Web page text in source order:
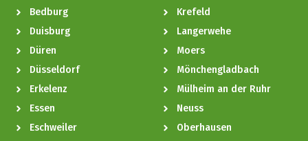
Bedburg
Duisburg
Düren
Düsseldorf
Erkelenz
Essen
Eschweiler
Krefeld
Langerwehe
Moers
Mönchengladbach
Mülheim an der Ruhr
Neuss
Oberhausen